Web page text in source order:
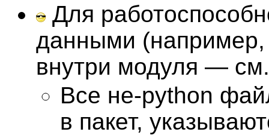
Для
данными
внутри модуля —
Все не-python
в пакет,